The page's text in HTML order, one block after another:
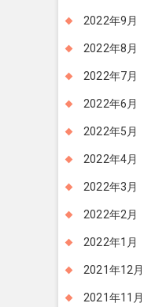
2022年9月
2022年8月
2022年7月
2022年6月
2022年5月
2022年4月
2022年3月
2022年2月
2022年1月
2021年12月
2021年11月